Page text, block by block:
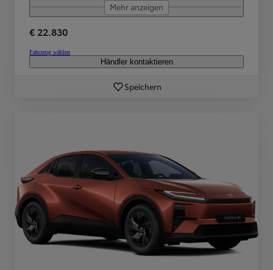
Mehr anzeigen
€ 22.830
Fahrzeug wählen
Händler kontaktieren
Speichern